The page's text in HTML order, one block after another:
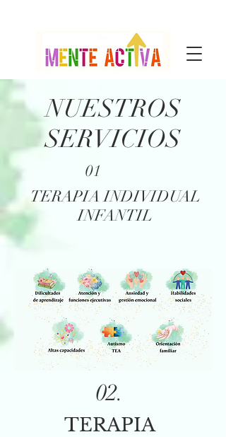
NUESTROS
SERVICIOS
01
TERAPIA INDIVIDUAL
INFANTIL
02.
TERAPIA